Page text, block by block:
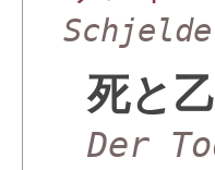
死と
Der